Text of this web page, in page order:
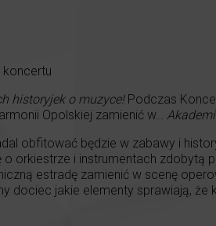
historyjek o muzyce!Podczas
Opolskiej zamienić w…
obfitować będzie w zabawy i
o orkiestrze i instrumentach
estradę zamienić w scenę
dociec jakie elementy sprawiają,